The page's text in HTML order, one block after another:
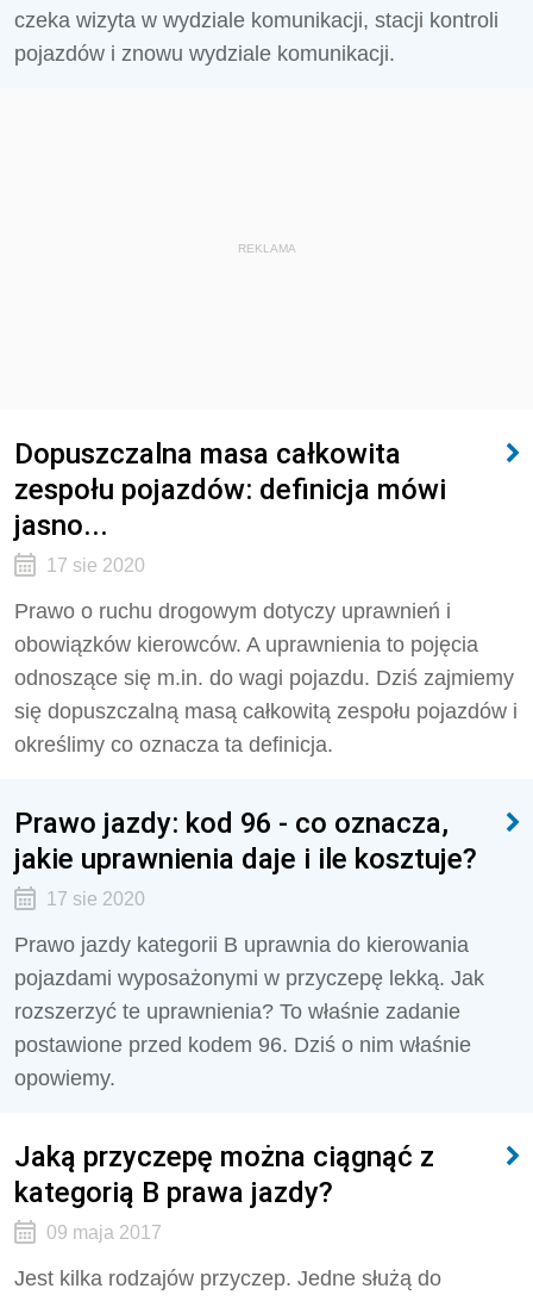
czeka wizyta w wydziale komunikacji, stacji kontroli
pojazdów i znowu wydziale komunikacji.
REKLAMA
Dopuszczalna masa całkowita
zespołu pojazdów: definicja mówi
jasno...
17 sie 2020
Prawo o ruchu drogowym dotyczy uprawnień i
obowiązków kierowców. A uprawnienia to pojęcia
odnoszące się m.in. do wagi pojazdu. Dziś zajmiemy
się dopuszczalną masą całkowitą zespołu pojazdów i
określimy co oznacza ta definicja.
Prawo jazdy: kod 96 - co oznacza,
jakie uprawnienia daje i ile kosztuje?
17 sie 2020
Prawo jazdy kategorii B uprawnia do kierowania
pojazdami wyposażonymi w przyczepę lekką. Jak
rozszerzyć te uprawnienia? To właśnie zadanie
postawione przed kodem 96. Dziś o nim właśnie
opowiemy.
Jaką przyczepę można ciągnąć z
kategorią B prawa jazdy?
09 maja 2017
Jest kilka rodzajów przyczep. Jedne służą do